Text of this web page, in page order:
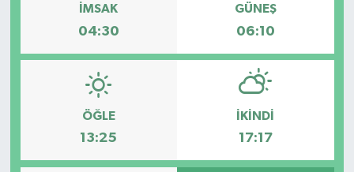
İMSAK
04:30
GÜNEŞ
06:10
ÖĞLE
13:25
İKINDI
17:17